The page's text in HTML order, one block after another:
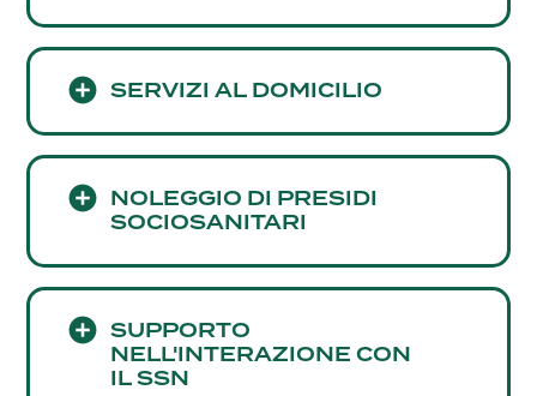
SERVIZI AL DOMICILIO
NOLEGGIO DI PRESIDI
SOCIOSANITARI
SUPPORTO
NELL'INTERAZIONE CON
IL SSN